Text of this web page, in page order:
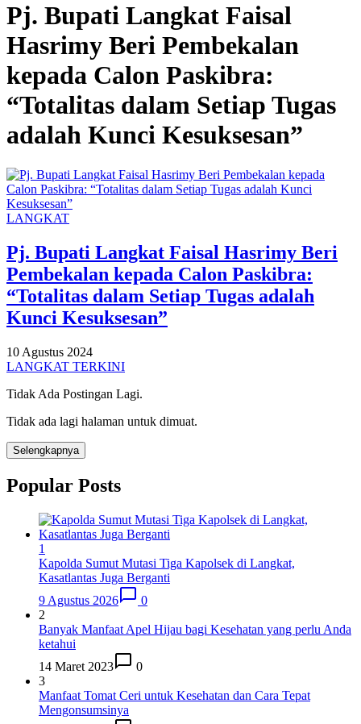
Pj. Bupati Langkat Faisal
Hasrimy Beri Pembekalan
kepada Calon Paskibra:
“Totalitas dalam Setiap Tugas
adalah Kunci Kesuksesan”
LANGKAT
Pj. Bupati Langkat Faisal Hasrimy Beri
Pembekalan kepada Calon Paskibra:
“Totalitas dalam Setiap Tugas adalah
Kunci Kesuksesan”
10 Agustus 2024
LANGKAT TERKINI
Tidak Ada Postingan Lagi.
Tidak ada lagi halaman untuk dimuat.
Selengkapnya
Popular Posts
1
Kapolda Sumut Mutasi Tiga Kapolsek di Langkat,
Kasatlantas Juga Berganti
9 Agustus 2026
0
2
Banyak Manfaat Apel Hijau bagi Kesehatan yang perlu Anda
ketahui
14 Maret 2023
0
3
Manfaat Tomat Ceri untuk Kesehatan dan Cara Tepat
Mengonsumsinya